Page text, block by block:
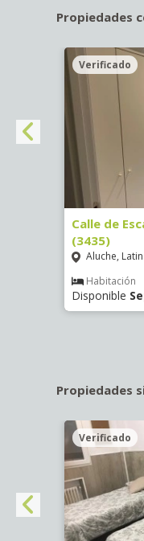
Propiedades
Verificado
Calle de
(3435)
Aluche,
Habitación
Disponible
Propiedades
Verificado